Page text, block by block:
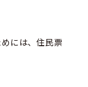
には、住民票